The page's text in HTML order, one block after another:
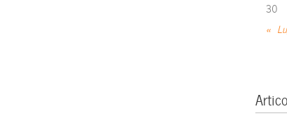
«
30